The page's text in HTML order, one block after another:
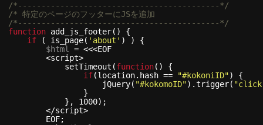
/*-------------------------------------------*/
/* 特定のページのフッターにJSを追加
/*-------------------------------------------*/
function add_js_footer() {
if
( is_page( 'about' ) ) {
$html = <<<EOF
<script>
setTimeout(function() {
if(location.hash == "#kokoniID") {
jQuery( "#kokomoID").trigger(
}
}, 1000);
</script>
EOF;